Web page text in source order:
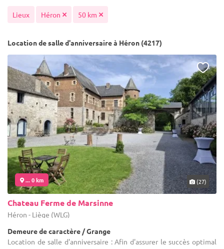
Lieux Héron 50 km
Location de salle d'anniversaire à Héron (4217)
... 0 km (27)
Chateau Ferme de Marsinne
Héron - Liège (WLG)
Demeure de caractère / Grange
Location de salle d'anniversaire : Afin d'assurer le succès optimal